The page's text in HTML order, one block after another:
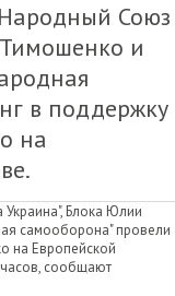
Союз
и
в поддержку
на
Блока Юлии
самооборона" провели
на Европейской
сообщают